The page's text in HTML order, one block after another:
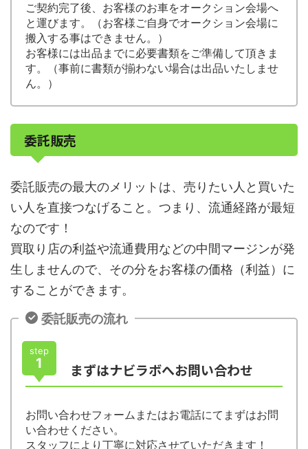
ご契約完了後、お客様のお車をオークション会場へ
と運びます。（お客様ご自身でオークション会場に
搬入する事はできません。）
お客様には出品までに必要書類をご準備して頂きま
す。（事前に書類が揃わない場合は出品いたしませ
ん。）
委託販売
委託販売の最大のメリットは、売りたい人と買いた
い人を直接つなげること。つまり、流通経路が最短
なのです！
買取り店の利益や流通費用などの中間マージンが発
生しませんので、その分をお客様の価格（利益）に
することができます。
委託販売の流れ
step
1 まずはナビラボへお問い合わせ
お問い合わせフォームまたはお電話にてまずはお問
い合わせください。
スタッフにより丁寧に対応させていただきます！